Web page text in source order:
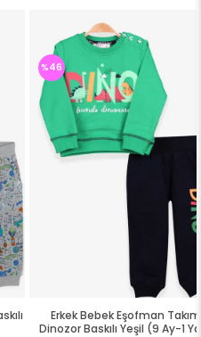
Erkek Bebek Eşofman Takım
Dinozor Baskılı Yeşil (9 Ay-1 Yaş)